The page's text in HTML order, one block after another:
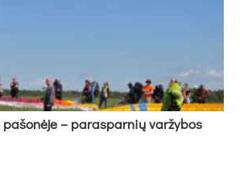
pa­šo­nė­je – pa­ras­par­nių var­žy­bos